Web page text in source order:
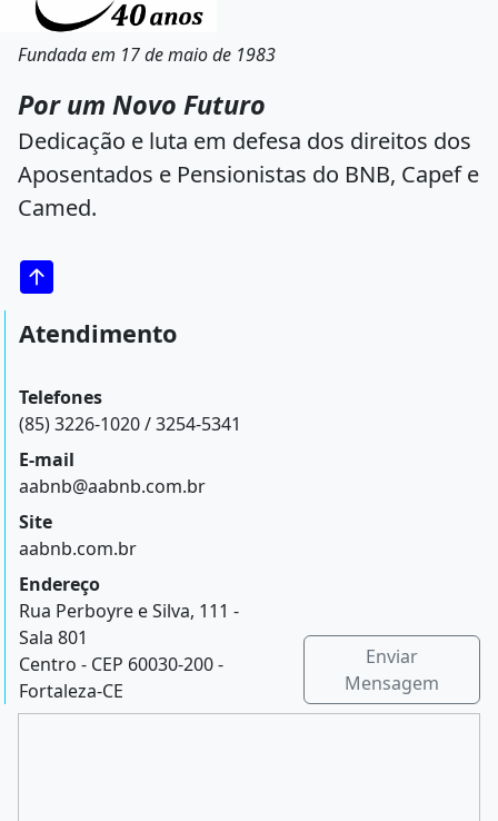
Fundada em 17 de maio de 1983
Por um Novo Futuro
Dedicação e luta em defesa dos direitos dos
Aposentados e Pensionistas do BNB, Capef e
Camed.
Atendimento
Telefones
(85) 3226-1020 / 3254-5341
E-mail
aabnb@aabnb.com.br
Site
aabnb.com.br
Endereço
Rua Perboyre e Silva, 111 -
Sala 801
Centro - CEP 60030-200 -
Fortaleza-CE
Enviar
Mensagem